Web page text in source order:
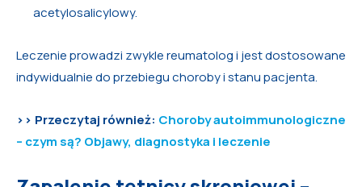
acetylosalicylowy.
Leczenie prowadzi zwykle reumatolog i jest dostosowane
indywidualnie do przebiegu choroby i stanu pacjenta.
>> Przeczytaj również: Choroby autoimmunologiczne
– czym są? Objawy, diagnostyka i leczenie